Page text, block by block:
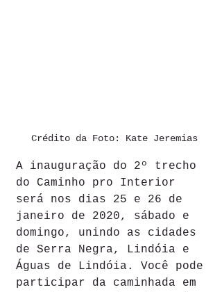
Crédito da Foto: Kate Jeremias
A inauguração do 2º trecho
do Caminho pro Interior
será nos dias 25 e 26 de
janeiro de 2020, sábado e
domingo, unindo as cidades
de Serra Negra, Lindóia e
Águas de Lindóia. Você pode
participar da caminhada em